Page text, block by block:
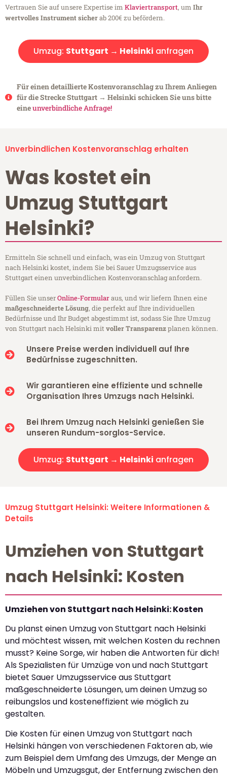
Vertrauen Sie auf unsere Expertise im Klaviertransport, um Ihr
wertvolles Instrument sicherab 200€ zu befördern.
Umzug: Stuttgart → Helsinki anfragen
Für einen detaillierte Kostenvoranschlag zu Ihrem Anliegen
für die Strecke Stuttgart → Helsinki schicken Sie uns bitte
eineunverbindliche Anfrage!
Unverbindlichen Kostenvoranschlag erhalten
Was kostet ein
Umzug Stuttgart
Helsinki?
Ermitteln Sie schnell und einfach, was ein Umzug von Stuttgart
nach Helsinki kostet, indem Sie bei Sauer Umzugsservice aus
Stuttgart einen unverbindlichen Kostenvoranschlag anfordern.
Füllen Sie unserOnline-Formularaus, und wir liefern Ihnen eine
maßgeschneiderte Lösung, die perfekt auf Ihre individuellen
Bedürfnisse und Ihr Budget abgestimmt ist, sodass Sie Ihre Umzug
von Stuttgart nach Helsinki mitvoller Transparenzplanen können.
Unsere Preise werden individuell auf Ihre
Bedürfnisse zugeschnitten.
Wir garantieren eine effiziente und schnelle
Organisation Ihres Umzugs nach Helsinki.
Bei Ihrem Umzug nach Helsinki genießen Sie
unseren Rundum-sorglos-Service.
Umzug: Stuttgart → Helsinki anfragen
Umzug Stuttgart Helsinki: Weitere Informationen &
Details
Umziehen von Stuttgart
nach Helsinki: Kosten
Umziehen von Stuttgart nach Helsinki: Kosten
Du planst einen Umzug von Stuttgart nach Helsinki
und möchtest wissen, mit welchen Kosten du rechnen
musst? Keine Sorge, wir haben die Antworten für dich!
Als Spezialisten für Umzüge von und nach Stuttgart
bietet Sauer Umzugsservice aus Stuttgart
maßgeschneiderte Lösungen, um deinen Umzug so
reibungslos und kosteneffizient wie möglich zu
gestalten.
Die Kosten für einen Umzug von Stuttgart nach
Helsinki hängen von verschiedenen Faktoren ab, wie
zum Beispiel dem Umfang des Umzugs, der Menge an
Möbeln und Umzugsgut, der Entfernung zwischen den